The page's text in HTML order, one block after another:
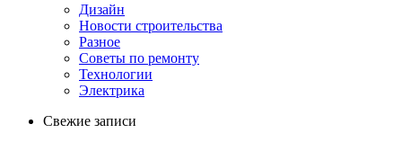
Дизайн
Новости строительства
Разное
Советы по ремонту
Технологии
Электрика
Свежие записи